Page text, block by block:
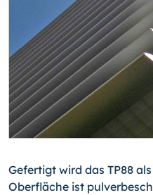
Gefertigt wird das TP88
Oberfläche ist